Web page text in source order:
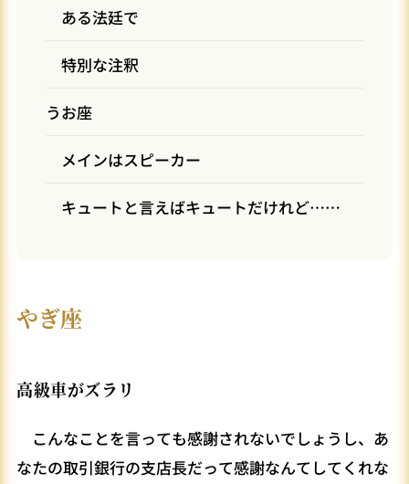
ある法廷で
特別な注釈
うお座
メインはスピーカー
キュートと言えばキュートだけれど……
やぎ座
高級車がズラリ
こんなことを言っても感謝されないでしょうし、あ
なたの取引銀行の支店長だって感謝なんてしてくれな